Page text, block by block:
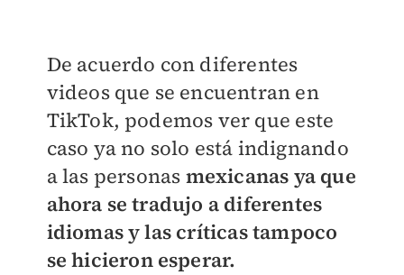
De acuerdo con diferentes
videos que se encuentran en
TikTok, podemos ver que este
caso ya no solo está indignando
a las personas mexicanas ya que
ahora se tradujo a diferentes
idiomas y las críticas tampoco
se hicieron esperar.